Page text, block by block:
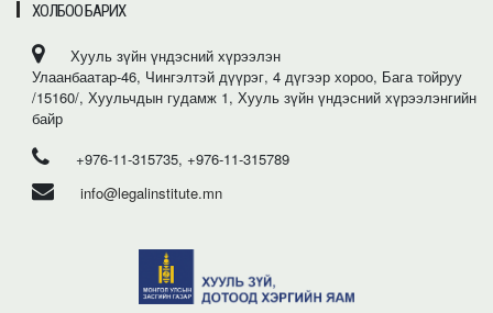
ХОЛБОО БАРИХ
Хууль зүйн үндэсний хүрээлэн
Улаанбаатар-46, Чингэлтэй дүүрэг, 4 дүгээр хороо, Бага тойруу
/15160/, Хуульчдын гудамж 1, Хууль зүйн үндэсний хүрээлэнгийн
байр
+976-11-315735, +976-11-315789
info@legalinstitute.mn